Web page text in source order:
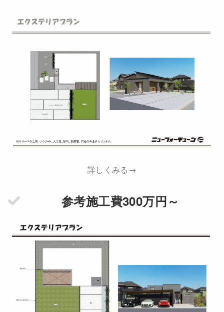
詳しくみる→
参考施工費300万円～